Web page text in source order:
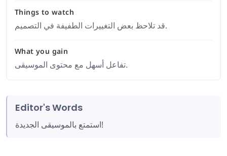
Things to watch
قد تلاحظ بعض التغييرات الطفيفة في التصميم.
What you gain
تفاعل أسهل مع محتوى الموسيقى.
Editor's Words
استمتع بالموسيقى الجديدة!